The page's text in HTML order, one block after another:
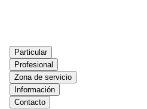
Particular
Profesional
Zona de servicio
Información
Contacto